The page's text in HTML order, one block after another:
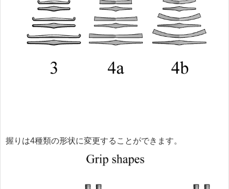
握りは4種類の形状に変更することができます。